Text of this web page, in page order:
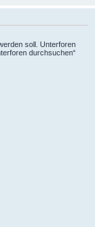
soll. Unterforen
durchsuchen“